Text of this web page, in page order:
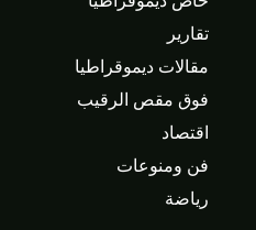
تقارير
مقالات ديموقراطيا
فوق مقص الرقيب
اقتصاد
فن ومنوعات
رياضة